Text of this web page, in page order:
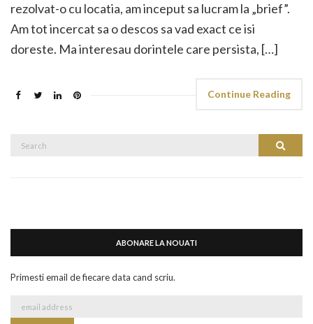
rezolvat-o cu locatia, am inceput sa lucram la „brief”.
Am tot incercat sa o descos sa vad exact ce isi
doreste. Ma interesau dorintele care persista, […]
Continue Reading
Search
ABONARE LA NOUATI
Primesti email de fiecare data cand scriu.